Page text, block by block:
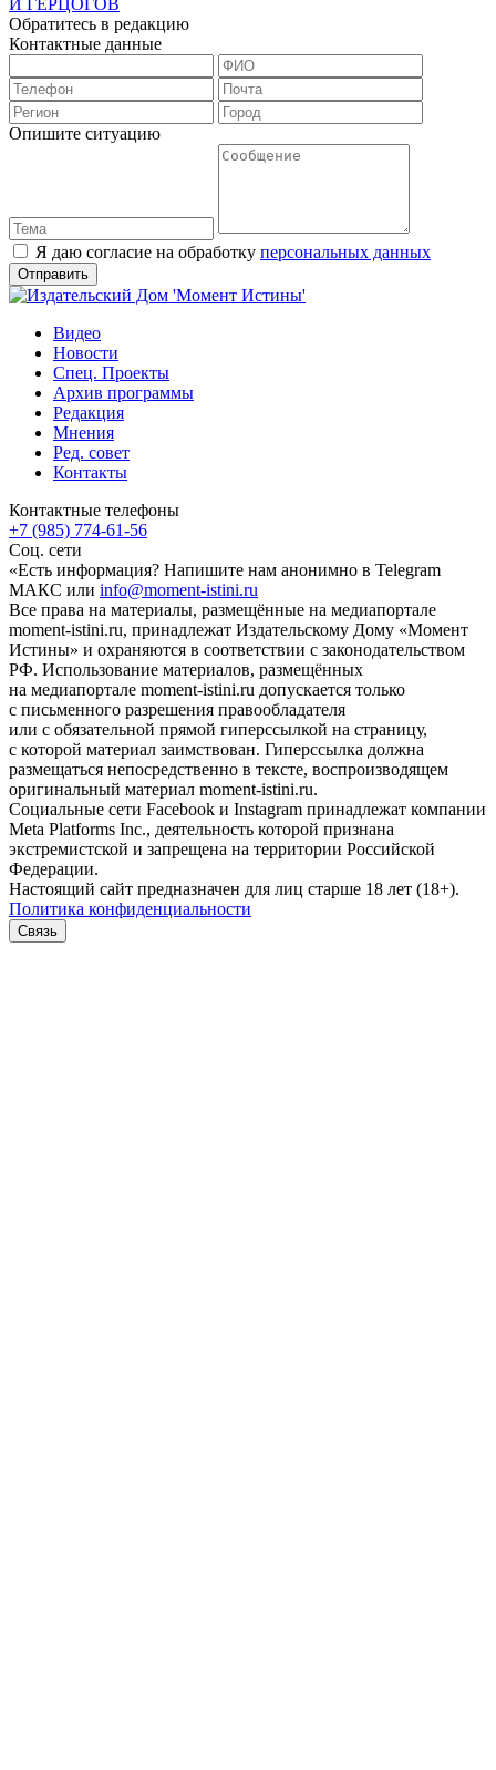
Обратитесь в редакцию
Контактные данные
Опишите ситуацию
Я даю согласие на обработку персональных данных
Видео
Новости
Спец. Проекты
Архив программы
Редакция
Мнения
Ред. совет
Контакты
Контактные телефоны
+7 (985) 774-61-56
Соц. сети
«Есть информация? Напишите нам анонимно в Telegram
МАКС или info@moment-istini.ru
Все права на материалы, размещённые на медиапортале
moment-istini.ru, принадлежат Издательскому Дому «Момент
Истины» и охраняются в соответствии с законодательством
РФ. Использование материалов, размещённых
на медиапортале moment-istini.ru допускается только
с письменного разрешения правообладателя
или с обязательной прямой гиперссылкой на страницу,
с которой материал заимствован. Гиперссылка должна
размещаться непосредственно в тексте, воспроизводящем
оригинальный материал moment-istini.ru.
Социальные сети Facebook и Instagram принадлежат компании
Meta Platforms Inc., деятельность которой признана
экстремистской и запрещена на территории Российской
Федерации.
Настоящий сайт предназначен для лиц старше 18 лет (18+).
Политика конфиденциальности
Связь